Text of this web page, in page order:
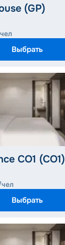
(GP)
Выбрать
CO1 (CO1)
Выбрать